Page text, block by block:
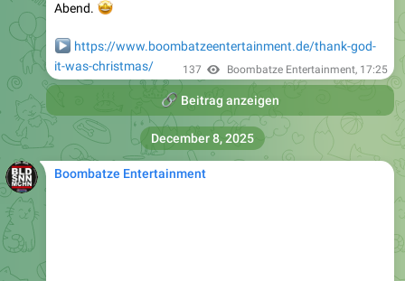
Abend.
https://www.boombatzeentertainment.de/thank-god-
it-was-christmas/
137 Boombatze Entertainment, 17:25
🔗Beitrag anzeigen
Boombatze Entertainment
December 8, 2025